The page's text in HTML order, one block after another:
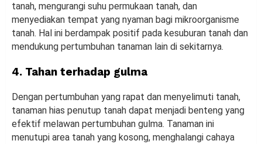
tanah, mengurangi suhu permukaan tanah, dan
menyediakan tempat yang nyaman bagi mikroorganisme
tanah. Hal ini berdampak positif pada kesuburan tanah dan
mendukung pertumbuhan tanaman lain di sekitarnya.
4. Tahan terhadap gulma
Dengan pertumbuhan yang rapat dan menyelimuti tanah,
tanaman hias penutup tanah dapat menjadi benteng yang
efektif melawan pertumbuhan gulma. Tanaman ini
menutupi area tanah yang kosong, menghalangi cahaya